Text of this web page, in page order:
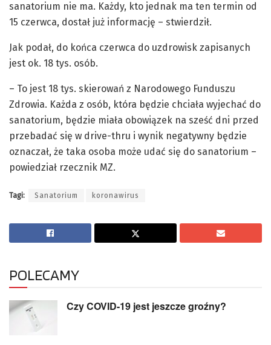
sanatorium nie ma. Każdy, kto jednak ma ten termin od
15 czerwca, dostał już informację – stwierdził.
Jak podał, do końca czerwca do uzdrowisk zapisanych
jest ok. 18 tys. osób.
– To jest 18 tys. skierowań z Narodowego Funduszu
Zdrowia. Każda z osób, która będzie chciała wyjechać do
sanatorium, będzie miała obowiązek na sześć dni przed
przebadać się w drive-thru i wynik negatywny będzie
oznaczał, że taka osoba może udać się do sanatorium –
powiedział rzecznik MZ.
Tagi: Sanatorium koronawirus
POLECAMY
Czy COVID-19 jest jeszcze groźny?